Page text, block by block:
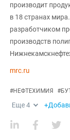
производит
в 18 странах
разработчиком
производств
mrc.ru
#НЕФТЕХИМИЯ #
Еще4